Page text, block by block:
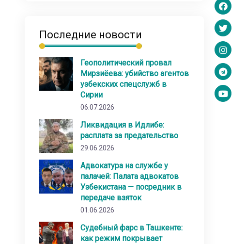
Последние новости
Геополитический провал
Мирзиёева: убийство агентов
узбекских спецслужб в
Сирии
06.07.2026
Ликвидация в Идлибе:
расплата за предательство
29.06.2026
Адвокатура на службе у
палачей: Палата адвокатов
Узбекистана — посредник в
передаче взяток
01.06.2026
Судебный фарс в Ташкенте:
как режим покрывает